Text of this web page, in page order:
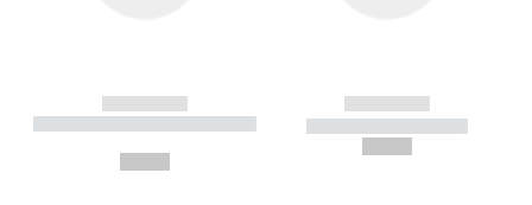
------------
----------- ----------- --------
------------
----------- -----------